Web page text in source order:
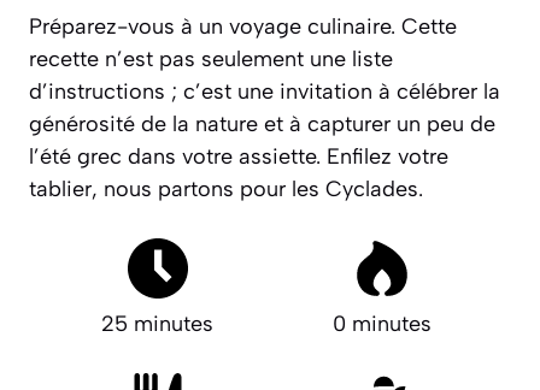
Préparez-vous à un voyage culinaire. Cette
recette n’est pas seulement une liste
d’instructions ; c’est une invitation à célébrer la
générosité de la nature et à capturer un peu de
l’été grec dans votre assiette. Enfilez votre
tablier, nous partons pour les Cyclades.
25 minutes 0 minutes